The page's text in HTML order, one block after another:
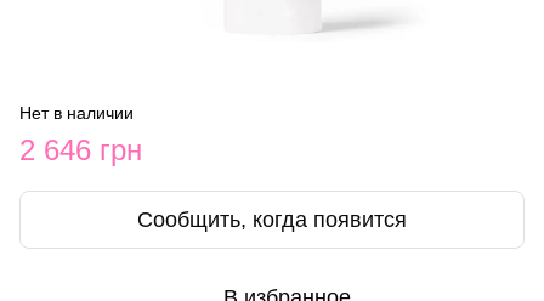
Нет в наличии
2 646 грн
Сообщить, когда появится